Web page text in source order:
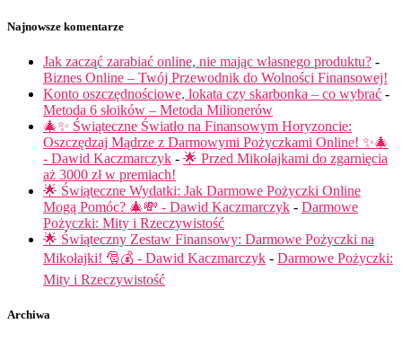
Najnowsze komentarze
Jak zacząć zarabiać online, nie mając własnego produktu? -
Biznes Online – Twój Przewodnik do Wolności Finansowej!
Konto oszczędnościowe, lokata czy skarbonka – co wybrać -
Metoda 6 słoików – Metoda Milionerów
🎄✨ Świąteczne Światło na Finansowym Horyzoncie:
Oszczędzaj Mądrze z Darmowymi Pożyczkami Online! ✨🎄
- Dawid Kaczmarczyk - 🌟 Przed Mikołajkami do zgarnięcia
aż 3000 zł w premiach!
🌟 Świąteczne Wydatki: Jak Darmowe Pożyczki Online
Mogą Pomóc? 🎄💸 - Dawid Kaczmarczyk - Darmowe
Pożyczki: Mity i Rzeczywistość
🌟 Świąteczny Zestaw Finansowy: Darmowe Pożyczki na
Mikołajki! 🎅💰 - Dawid Kaczmarczyk - Darmowe Pożyczki:
Mity i Rzeczywistość
Archiwa